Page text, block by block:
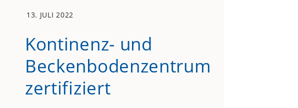
13. JULI 2022
Kontinenz- und
Beckenbodenzentrum
zertifiziert